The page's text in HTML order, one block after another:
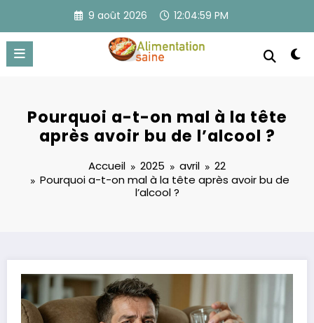
contenu
9 août 2026 12:05:00 PM
Pourquoi a-t-on mal à la tête
après avoir bu de l’alcool ?
Accueil 2025 avril
22
Pourquoi a-t-on mal à la tête après avoir bu de
l’alcool ?